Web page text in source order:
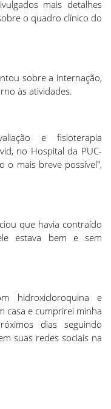
mais detalhes
o quadro clínico do
sobre a internação,
às atividades.
e fisioterapia
no Hospital da PUC-
o mais breve possível",
que havia contraído
estava bem e sem
hidroxicloroquina e
casa e cumprirei minha
dias seguindo
suas redes sociais na